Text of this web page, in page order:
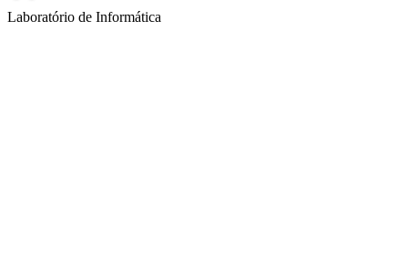
Laboratório de Informática